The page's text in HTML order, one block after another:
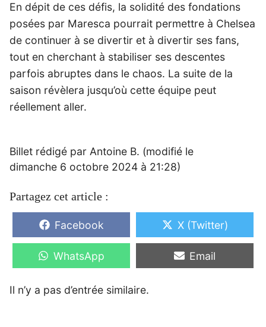
En dépit de ces défis, la solidité des fondations
posées par Maresca pourrait permettre à Chelsea
de continuer à se divertir et à divertir ses fans,
tout en cherchant à stabiliser ses descentes
parfois abruptes dans le chaos. La suite de la
saison révèlera jusqu’où cette équipe peut
réellement aller.
Billet rédigé par Antoine B. (modifié le
dimanche 6 octobre 2024 à 21:28)
Partagez cet article :
Share
on
Facebook
Share
on
X (Twitter)
Share
on
WhatsApp
Share
on
Email
Il n’y a pas d’entrée similaire.